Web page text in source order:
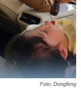
Foto: Dongfeng